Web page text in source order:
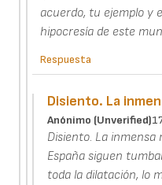
acuerdo, tu ejemplo y
hipocresía de este
Respuesta
Disiento. La
Anónimo (unverified)
Disiento. La inmensa
España siguen
toda la dilatación, lo